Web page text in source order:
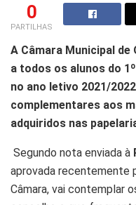
0
PARTILHAS
A Câmara Municipal
a todos os alunos do
no ano letivo 2021/
complementares aos
adquiridos nas
Segundo nota enviada à
aprovada recentemente
Câmara, vai contemplar